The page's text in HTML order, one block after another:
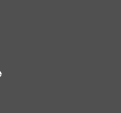
примерах показываю,
справочника в
теперь на сервере